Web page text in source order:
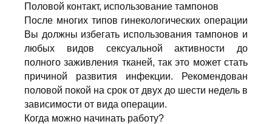
Половой контакт, использование тампонов
После многих типов гинекологических операции
Вы должны избегать использования тампонов и
любых видов сексуальной активности до
полного заживления тканей, так это может стать
причиной развития инфекции. Рекомендован
половой покой на срок от двух до шести недель в
зависимости от вида операции.
Когда можно начинать работу?